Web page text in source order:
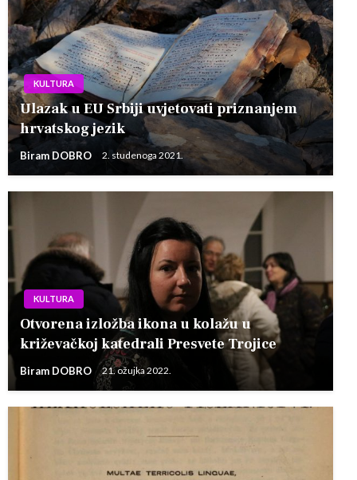
KULTURA
Ulazak u EU Srbiji uvjetovati priznanjem
hrvatskog jezik
Biram DOBRO 2. studenoga 2021.
KULTURA
Otvorena izložba ikona u kolažu u
križevačkoj katedrali Presvete Trojice
Biram DOBRO 21. ožujka 2022.